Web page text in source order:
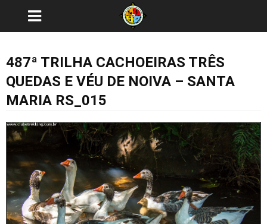
487ª TRILHA CACHOEIRAS TRÊS
QUEDAS E VÉU DE NOIVA – SANTA
MARIA RS_015